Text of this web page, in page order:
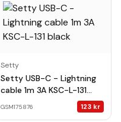
Setty
Setty USB-C - Lightning
cable 1m 3A KSC-L-131
GSM175876 123 kr